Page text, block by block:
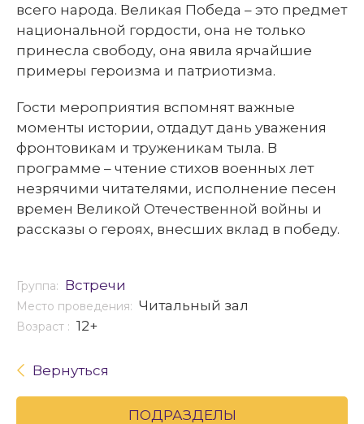
всего народа. Великая Победа – это предмет
национальной гордости, она не только
принесла свободу, она явила ярчайшие
примеры героизма и патриотизма.
Гости мероприятия вспомнят важные
моменты истории, отдадут дань уважения
фронтовикам и труженикам тыла. В
программе – чтение стихов военных лет
незрячими читателями, исполнение песен
времен Великой Отечественной войны и
рассказы о героях, внесших вклад в победу.
Группа: Встречи
Место проведения: Читальный зал
Возраст : 12+
Вернуться
ПОДРАЗДЕЛЫ